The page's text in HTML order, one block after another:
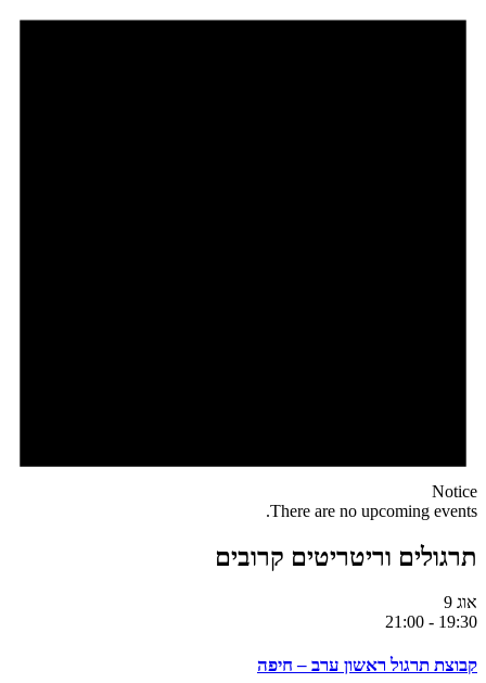
Notice
There are no upcoming events.
תרגולים וריטריטים קרובים
אוג 9
19:30
-
21:00
קבוצת תרגול ראשון ערב – חיפה